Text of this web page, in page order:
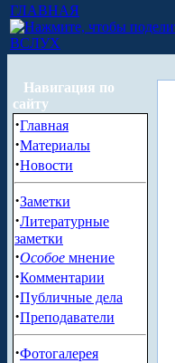
ГЛАВНАЯ
ВСЛУХ
Навигация по
сайту
·Главная
·Материалы
·Новости
·Заметки
·Литературные
заметки
·Особое мнение
·Комментарии
·Публичные дела
·Преподаватели
·Фотогалерея